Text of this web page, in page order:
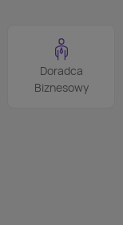
Doradca
Biznesowy